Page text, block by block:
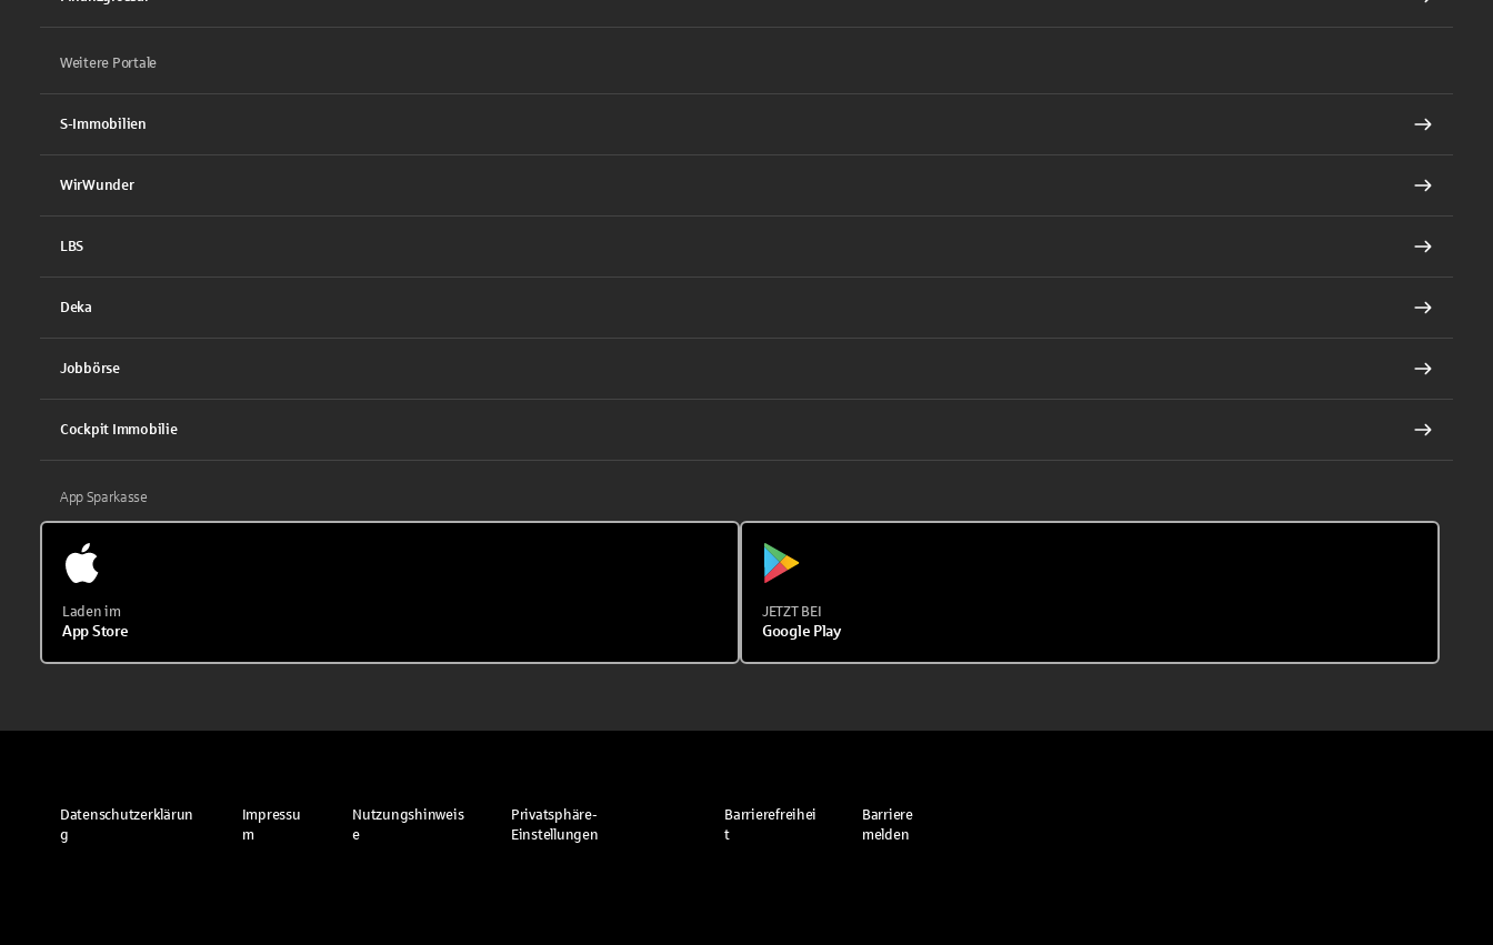
Weitere Portale
S-Immobilien
WirWunder
LBS
Deka
Jobbörse
Cockpit Immobilie
App Sparkasse
Laden im
App Store
JETZT BEI
Google Play
Datenschutzerklärun
g
Impressu
m
Nutzungshinweis
e
Privatsphäre-
Einstellungen
Barrierefreihei
t
Barriere
melden